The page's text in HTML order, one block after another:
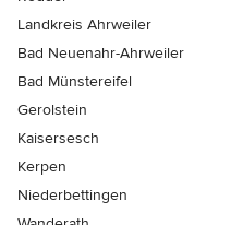
Landkreis Ahrweiler
Bad Neuenahr-Ahrweiler
Bad Münstereifel
Gerolstein
Kaisersesch
Kerpen
Niederbettingen